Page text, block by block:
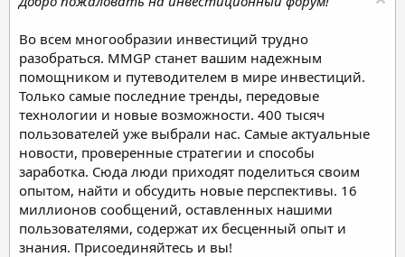
Во всем многообразии инвестиций трудно
разобраться. MMGP станет вашим надежным
помощником и путеводителем в мире инвестиций.
Только самые последние тренды, передовые
технологии и новые возможности. 400 тысяч
пользователей уже выбрали нас. Самые актуальные
новости, проверенные стратегии и способы
заработка. Сюда люди приходят поделиться своим
опытом, найти и обсудить новые перспективы. 16
миллионов сообщений, оставленных нашими
пользователями, содержат их бесценный опыт и
знания. Присоединяйтесь и вы!